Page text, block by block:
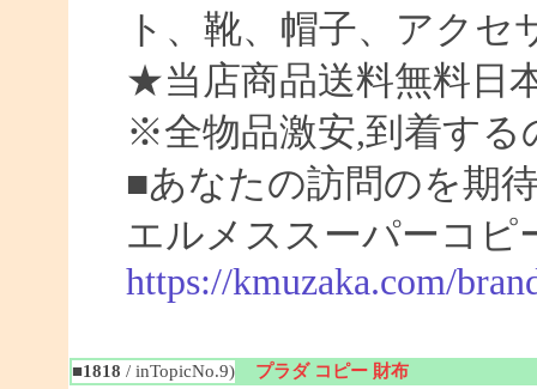
ト、靴、帽子、アク
★当店商品送料無料日
※全物品激安,到着する
■あなたの訪問のを
エルメススーパーコピ
https://kmuzaka.com/
■1818 / inTopicNo.9) プラダ コピー 財布